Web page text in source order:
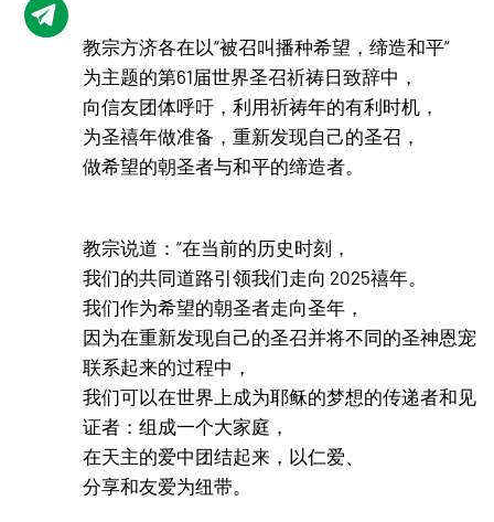
教宗方济各在以“被召叫播种希望，缔造和平”
为主题的第61届世界圣召祈祷日致辞中，
向信友团体呼吁，利用祈祷年的有利时机，
为圣禧年做准备，重新发现自己的圣召，
做希望的朝圣者与和平的缔造者。
教宗说道：“在当前的历史时刻，
我们的共同道路引领我们走向 2025禧年。
我们作为希望的朝圣者走向圣年，
因为在重新发现自己的圣召并将不同的圣神恩宠
联系起来的过程中，
我们可以在世界上成为耶稣的梦想的传递者和见
证者：组成一个大家庭，
在天主的爱中团结起来，以仁爱、
分享和友爱为纽带。